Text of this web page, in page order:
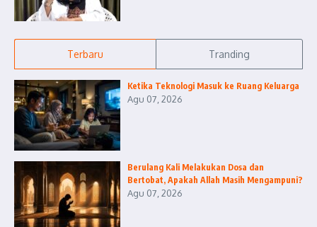
Terbaru Tranding
Ketika Teknologi Masuk ke Ruang Keluarga
Agu 07, 2026
Berulang Kali Melakukan Dosa dan
Bertobat, Apakah Allah Masih Mengampuni?
Agu 07, 2026